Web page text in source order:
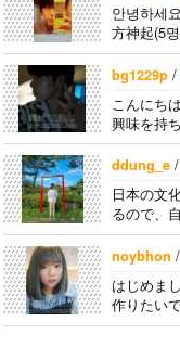
안녕하세
方神起(5
어..
bg1229p /
こんにち
興味を持
ddung_e /
日本の文
るので、
noybhon /
はじめま
作りたい